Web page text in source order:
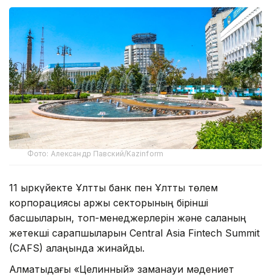
Фото: Александр Павский/Kazinform
11 қыркүйекте Ұлттық банк пен Ұлттық төлем
корпорациясы қаржы секторының бірінші
басшыларын, топ-менеджерлерін және саланың
жетекші сарапшыларын Central Asia Fintech Summit
(CAFS) алаңында жинайды.
Алматыдағы «Целинный» заманауи мәдениет